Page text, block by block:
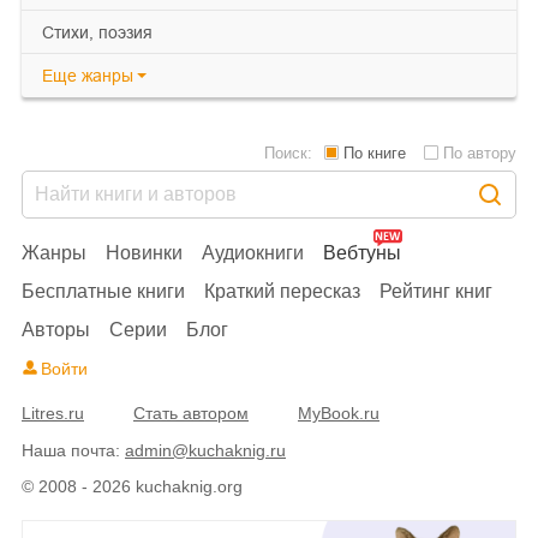
cтихи, поэзия
Еще жанры
© 2008 - 2026 kuchaknig.org
Жанры Новинки Аудиокниги
Вебтуны
Бесплатные книги
Краткий пересказ
Рейтинг книг
Авторы
Серии Блог
Поиск: По книге По автору
Войти
Litres.ru Стать автором
MyBook.ru
Наша почта: admin@kuchaknig.ru